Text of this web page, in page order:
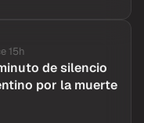
15h
de silencio
por la muerte